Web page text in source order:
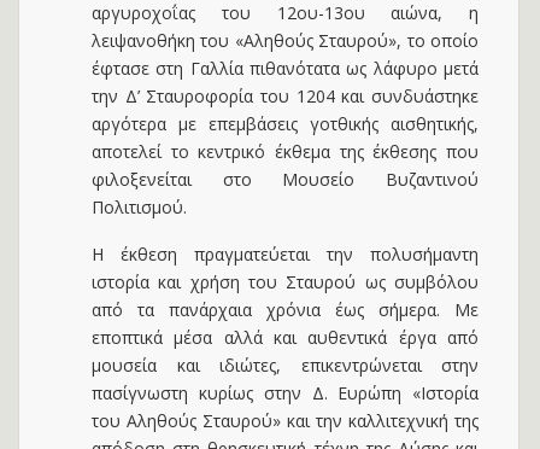
αργυροχοΐας του 12ου-13ου αιώνα, η
λειψανοθήκη του «Αληθούς Σταυρού», το οποίο
έφτασε στη Γαλλία πιθανότατα ως λάφυρο μετά
την Δ’ Σταυροφορία του 1204 και συνδυάστηκε
αργότερα με επεμβάσεις γοτθικής αισθητικής,
αποτελεί το κεντρικό έκθεμα της έκθεσης που
φιλοξενείται στο Μουσείο Βυζαντινού
Πολιτισμού.
Η έκθεση πραγματεύεται την πολυσήμαντη
ιστορία και χρήση του Σταυρού ως συμβόλου
από τα πανάρχαια χρόνια έως σήμερα. Με
εποπτικά μέσα αλλά και αυθεντικά έργα από
μουσεία και ιδιώτες, επικεντρώνεται στην
πασίγνωστη κυρίως στην Δ. Ευρώπη «Ιστορία
του Αληθούς Σταυρού» και την καλλιτεχνική της